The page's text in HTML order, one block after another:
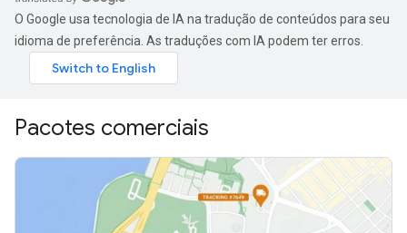
O Google usa tecnologia de IA na tradução de conteúdos para seu
idioma de preferência. As traduções com IA podem ter erros.
Pacotes comerciais